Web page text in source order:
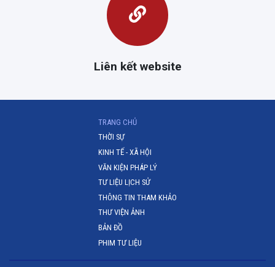
Liên kết website
TRANG CHỦ(CURRENT)
THỜI SỰ
KINH TẾ - XÃ HỘI
VĂN KIỆN PHÁP LÝ
TƯ LIỆU LỊCH SỬ
THÔNG TIN THAM KHẢO
THƯ VIỆN ẢNH
BẢN ĐỒ
PHIM TƯ LIỆU